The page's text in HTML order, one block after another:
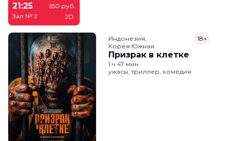
21:25
Зал № 2
550 руб.
2D
Индонезия,
Корея Южная
Призрак в клетке
18+
1 ч 47 мин
ужасы, триллер, комедия